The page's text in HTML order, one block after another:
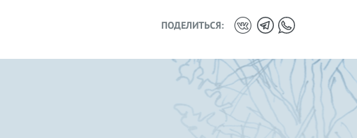
ПОДЕЛИТЬСЯ: